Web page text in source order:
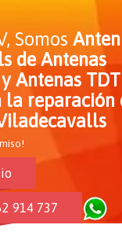
Somos
de Antenas
Antenas TDT
la reparación
914 737